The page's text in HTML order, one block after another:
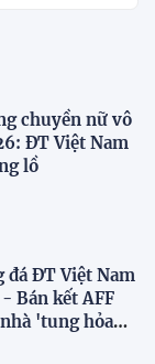
chuyền nữ vô
ĐT Việt Nam
lồ
đá ĐT Việt Nam
Bán kết AFF
'tung hỏa